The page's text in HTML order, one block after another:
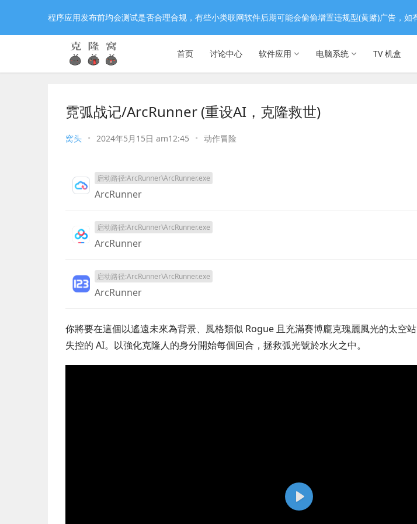
首页 讨论中心 软件应用 电脑系统 TV 机盒
霓弧战记/ArcRunner (重设AI，克隆救世)
窝头 • 2024年5月15日 am12:45 • 动作冒险
启动路径:ArcRunner\ArcRunner.exe
ArcRunner
启动路径:ArcRunner\ArcRunner.exe
ArcRunner
启动路径:ArcRunner\ArcRunner.exe
ArcRunner
你將要在這個以遙遠未來為背景、風格類似 Rogue 且充滿賽博龐克瑰麗風光的太空
失控的 AI。以強化克隆人的身分開始每個回合，拯救弧光號於水火之中。
P
程序应用发布前均会测试是否合理合规，有些小类联网软件后期可能会偷偷增置违规型(黄赌)广告，